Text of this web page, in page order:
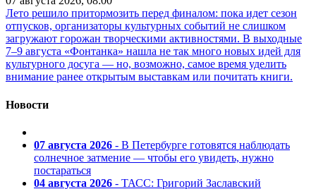
Лето решило притормозить перед финалом: пока идет сезон
отпусков, организаторы культурных событий не слишком
загружают горожан творческими активностями. В выходные
7–9 августа «Фонтанка» нашла не так много новых идей для
культурного досуга — но, возможно, самое время уделить
внимание ранее открытым выставкам или почитать книги.
Новости
07 августа 2026 - В Петербурге готовятся наблюдать
солнечное затмение — чтобы его увидеть, нужно
постараться
04 августа 2026 - ТАСС: Григорий Заславский